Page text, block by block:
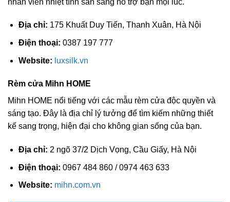
Địa chỉ: 175 Khuất Duy Tiến, Thanh Xuân, Hà Nội
Điện thoại: 0387 197 777
Website: luxsilk.vn
Rèm cửa Mihn HOME
Mihn HOME nổi tiếng với các mẫu rèm cửa độc quyền và
sáng tạo. Đây là địa chỉ lý tưởng để tìm kiếm những thiết
kế sang trọng, hiện đại cho không gian sống của bạn.
Địa chỉ: 2 ngõ 37/2 Dịch Vọng, Cầu Giấy, Hà Nội
Điện thoại: 0967 484 860 / 0974 463 633
Website: mihn.com.vn